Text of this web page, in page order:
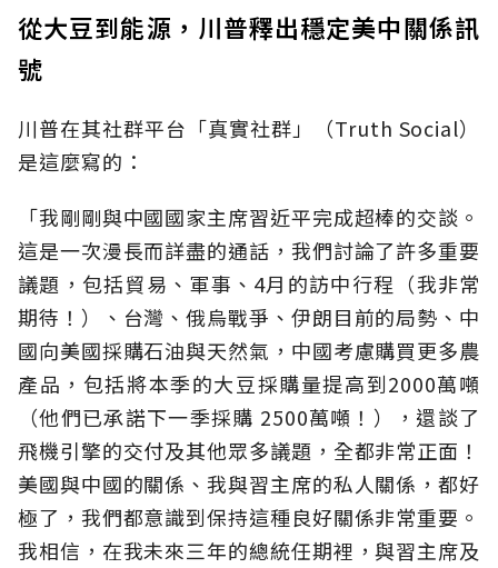
從大豆到能源，川普釋出穩定美中關係訊
號
川普在其社群平台「真實社群」（Truth Social）
是這麼寫的：
「我剛剛與中國國家主席習近平完成超棒的交談。
這是一次漫長而詳盡的通話，我們討論了許多重要
議題，包括貿易、軍事、4月的訪中行程（我非常
期待！）、台灣、俄烏戰爭、伊朗目前的局勢、中
國向美國採購石油與天然氣，中國考慮購買更多農
產品，包括將本季的大豆採購量提高到2000萬噸
（他們已承諾下一季採購 2500萬噸！），還談了
飛機引擎的交付及其他眾多議題，全都非常正面！
美國與中國的關係、我與習主席的私人關係，都好
極了，我們都意識到保持這種良好關係非常重要。
我相信，在我未來三年的總統任期裡，與習主席及